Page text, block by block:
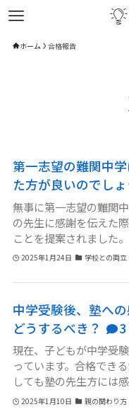
ホーム 合格報告
第一志望の難関中
た方が良いのでしょ
無事に第一志望の難関
の先生に感謝を伝えた
ことを提案されました
ルなので塾でのフォロ
尽きたというのが正直
活を思う存分楽しんで
について悩んでいます
が良いのかについて、
2025年1月24日 学校との両立
中学受験後、塾へ
どうするべき？
3
現在、子どもが中学受
っています。合格でき
しても塾の先生方には
す。ただ、受験が終わ
2025年1月10日 親の関わり方